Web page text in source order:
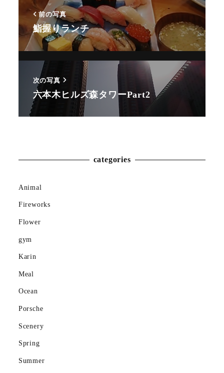
Animal
Countryside
Meal
前の写真
鮨握りランチ
次の写真
六本木ヒルズ森タワーPart2
categories
Animal
Fireworks
Flower
gym
Karin
Meal
Ocean
Porsche
Scenery
Spring
Summer